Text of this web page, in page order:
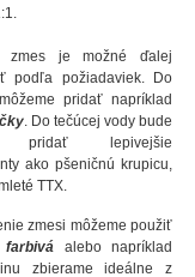
zmes je možné ďalej
podľa požiadaviek. Do
pridať napríklad
. Do tečúcej vody bude
pridať lepivejšie
ako pšeničnú krupicu,
TTX.
zmesi môžeme použiť
alebo napríklad
zbierame ideálne z